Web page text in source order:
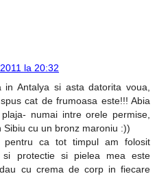
la 20:32
Antalya si asta datorita voua,
cat de frumoasa este!!! Abia
numai intre orele permise,
cu un bronz maroniu :))
pentru ca tot timpul am folosit
si protectie si pielea mea este
cu crema de corp in fiecare